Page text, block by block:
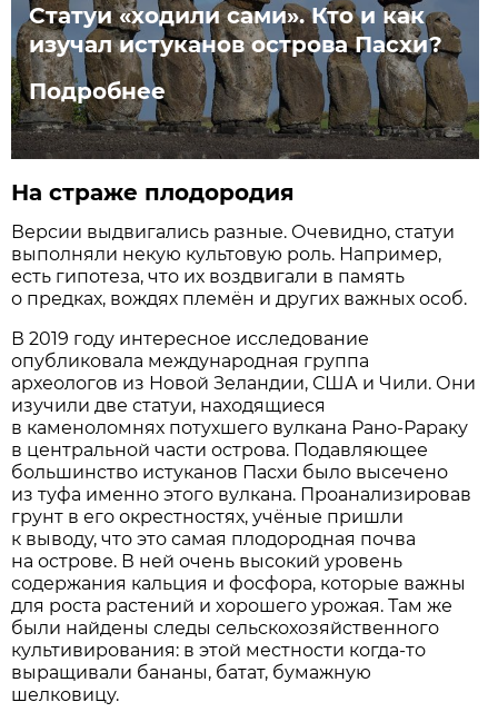
Статуи «ходили сами». Кто и как
изучал истуканов острова Пасхи?
Подробнее
На страже плодородия
Версии выдвигались разные. Очевидно, статуи
выполняли некую культовую роль. Например,
есть гипотеза, что их воздвигали в память
о предках, вождях племён и других важных особ.
В 2019 году интересное исследование
опубликовала международная группа
археологов из Новой Зеландии, США и Чили. Они
изучили две статуи, находящиеся
в каменоломнях потухшего вулкана Рано-Рараку
в центральной части острова. Подавляющее
большинство истуканов Пасхи было высечено
из туфа именно этого вулкана. Проанализировав
грунт в его окрестностях, учёные пришли
к выводу, что это самая плодородная почва
на острове. В ней очень высокий уровень
содержания кальция и фосфора, которые важны
для роста растений и хорошего урожая. Там же
были найдены следы сельскохозяйственного
культивирования: в этой местности когда-то
выращивали бананы, батат, бумажную
шелковицу.